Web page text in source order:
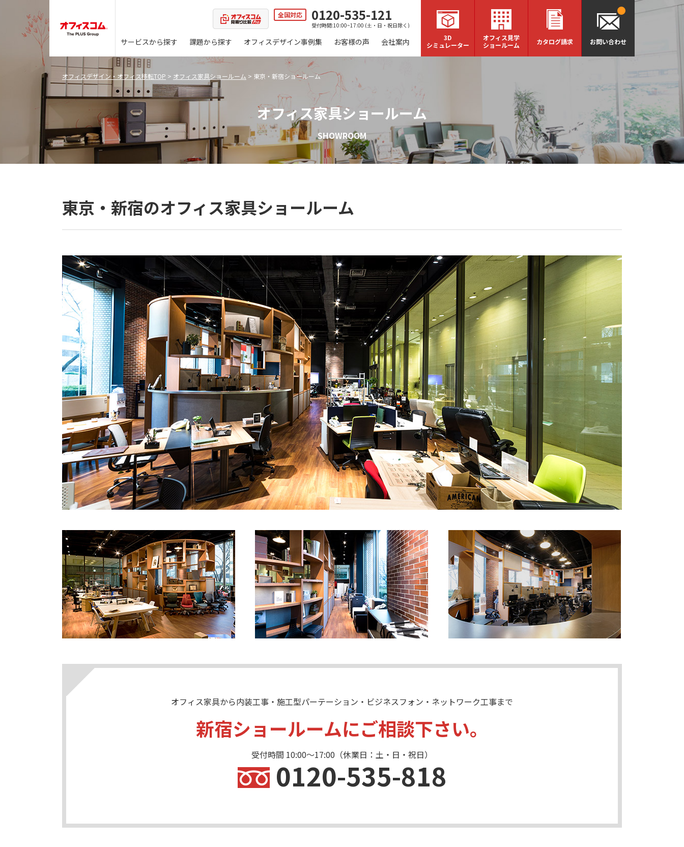
全国対応 0120-535-121
受付時間:10:00~17:00 (土・日・祝日除く)
サービスから探す 課題から探す オフィスデザイン事例集 お客様の声 会社案内
3D
シミュレーター
オフィス見学
ショールーム
カタログ請求 お問い合わせ
オフィスデザイン・オフィス移転TOP > オフィス家具ショールーム > 東京・新宿ショールーム
オフィス家具ショールーム
SHOWROOM
東京・新宿のオフィス家具ショールーム
オフィス家具から内装工事・施工型パーテーション・ビジネスフォン・ネットワーク工事まで
新宿ショールームにご相談下さい。
受付時間 10:00〜17:00（休業日：土・日・祝日）
0120-535-818